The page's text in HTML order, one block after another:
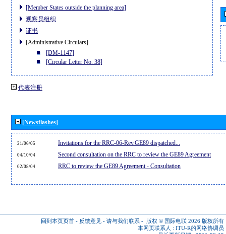
[Member States outside the planning area]
观察员组织
证书
[Administrative Circulars]
[DM-1147]
[Circular Letter No. 38]
代表注册
[Newsflashes]
21/06/05 Invitations for the RRC-06-Rev.GE89 dispatched...
04/10/04 Second consultation on the RRC to review the GE89 Agreement
02/08/04 RRC to review the GE89 Agreement - Consultation
回到本页页首 - 反馈意见 - 请与我们联系 - 版权 © 国际电联 2026 版权所有
本网页联系人 : ITU-R的网络协调员